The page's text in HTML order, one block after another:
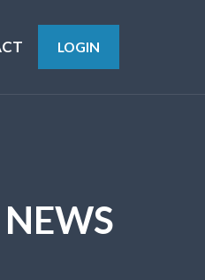
LOGIN